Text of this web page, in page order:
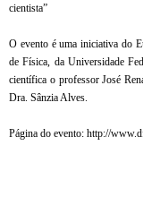
cientista”
O evento é uma iniciativa do
de Física, da Universidade
científica o professor José
Dra. Sânzia Alves.
Página do evento: http://